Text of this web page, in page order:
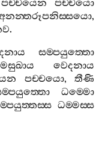
පච‍්චයෙන
පච‍්චයො
,
.
සම‍්පයුත‍්තො
වෙදනාය
පච‍්චයො, තීණි
ධම‍්මො
ධම‍්මස‍්ස